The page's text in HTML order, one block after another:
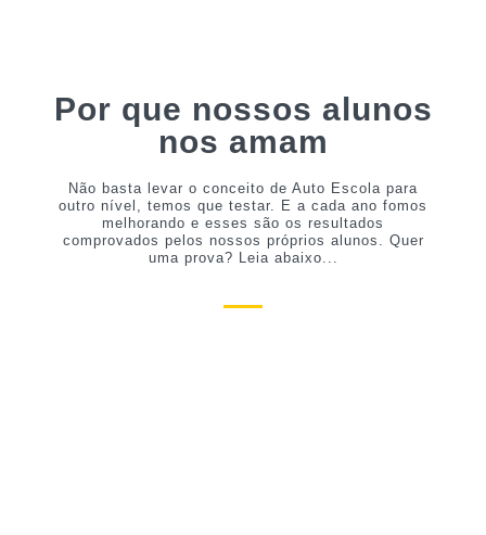
Por que nossos alunos
nos amam
Não basta levar o conceito de Auto Escola para
outro nível, temos que testar. E a cada ano fomos
melhorando e esses são os resultados
comprovados pelos nossos próprios alunos. Quer
uma prova? Leia abaixo...